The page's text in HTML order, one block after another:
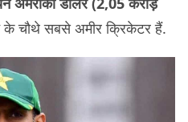
के चौथे सबसे अमीर क्रिकेटर हैं.